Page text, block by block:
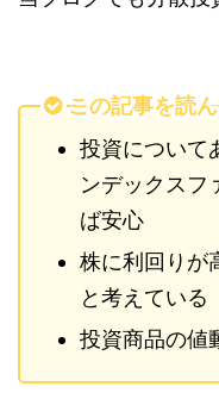
この記事を読
投資について
ンデックスフ
ば安心
株に利回りが
と考えている
投資商品の値